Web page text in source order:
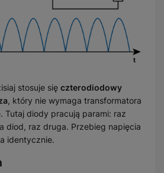
stosuje się czterodiodowy
, który nie wymaga transformatora
Tutaj diody pracują parami: raz
diod, raz druga. Przebieg napięcia
identycznie.